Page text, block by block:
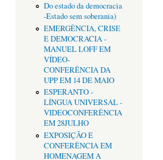
Do estado da democracia
-Estado sem soberania)
EMERGÊNCIA, CRISE
E DEMOCRACIA -
MANUEL LOFF EM
VÍDEO-
CONFERÊNCIA DA
UPP EM 14 DE MAIO
ESPERANTO -
LÍNGUA UNIVERSAL -
VIDEOCONFERÊNCIA
EM 28JULHO
EXPOSIÇÃO E
CONFERÊNCIA EM
HOMENAGEM A